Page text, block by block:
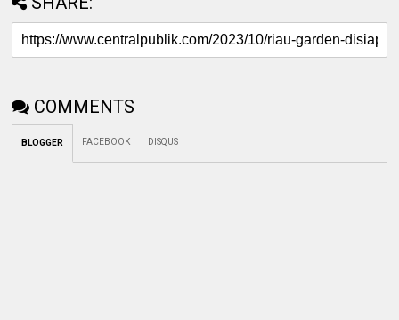
COMMENTS
BLOGGER FACEBOOK DISQUS